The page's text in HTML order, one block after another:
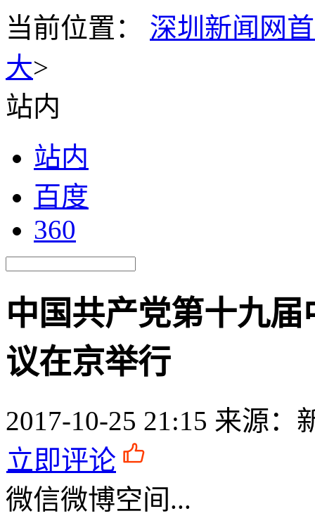
当前位置： 深圳新闻网
大>
站内
站内
百度
360
中国共产党第十九
议在京举行
2017-10-25 21:15 来源：
立即评论
微信微博空间...